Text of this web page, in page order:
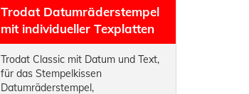
Trodat Datumräderstempel
mit individueller Texplatten
Trodat Classic mit Datum und Text,
für das Stempelkissen
Datumräderstempel,